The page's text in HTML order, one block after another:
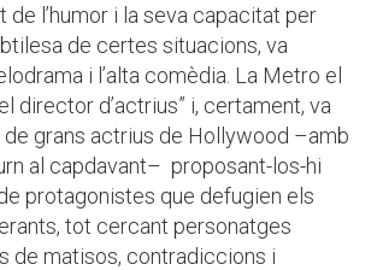
de l’humor i la seva capacitat per
de certes situacions, va
i l’alta comèdia. La Metro el
director d’actrius” i, certament, va
de grans actrius de Hollywood –amb
al capdavant– proposant-los-hi
protagonistes que defugien els
tot cercant personatges
de matisos, contradiccions i